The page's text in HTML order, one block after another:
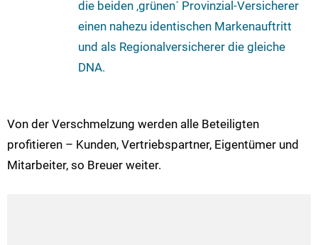
die beiden ‚grünen´ Provinzial-Versicherer
einen nahezu identischen Markenauftritt
und als Regionalversicherer die gleiche
DNA.
Von der Verschmelzung werden alle Beteiligten
profitieren – Kunden, Vertriebspartner, Eigentümer und
Mitarbeiter, so Breuer weiter.